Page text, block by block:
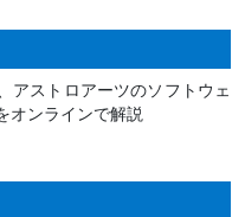
アストロアーツのソフトウェ
オンラインで解説